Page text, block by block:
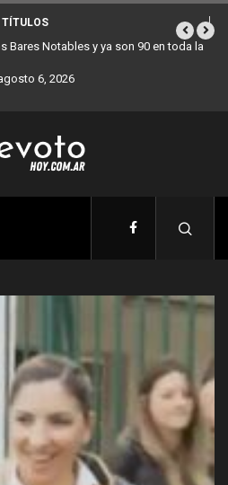
Los stands móviles de la Ciudad
6, 2026